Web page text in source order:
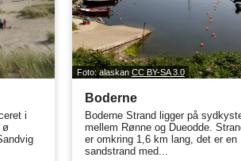
i
ø
Foto: alaskan CC BY-SA 3.0
Boderne
Boderne Strand ligger på
mellem Rønne og Dueodde.
er omkring 1,6 km lang, det er en
sandstrand med...